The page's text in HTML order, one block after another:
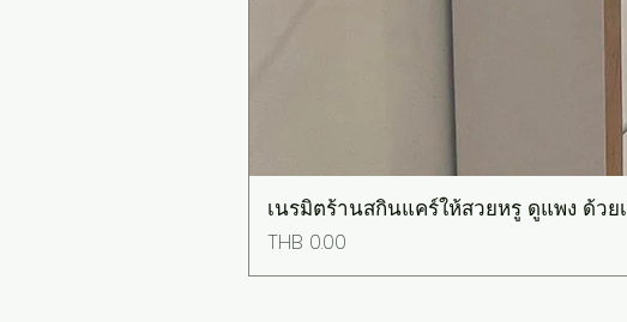
เนรมิตร้านสกินแคร์ให้สวยหรู ดูแพง ด้วย
Price
THB 0.00